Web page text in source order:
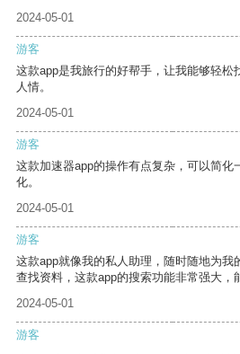
2024-05-01
游客
这款app是我旅行的好帮手，让我能够轻松
人情。
2024-05-01
游客
这款加速器app的操作有点复杂，可以简化
化。
2024-05-01
游客
这款app就像我的私人助理，随时随地为我
查找资料，这款app的搜索功能非常强大，
2024-05-01
游客